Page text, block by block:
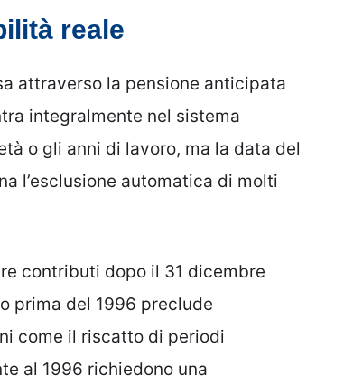
reale
attraverso la pensione anticipata
integralmente nel sistema
o gli anni di lavoro, ma la data del
l’esclusione automatica di molti
contributi dopo il 31 dicembre
prima del 1996 preclude
come il riscatto di periodi
al 1996 richiedono una